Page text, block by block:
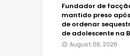
Fundador de
mantido preso
de ordenar
de adolescente na
August 08, 2026